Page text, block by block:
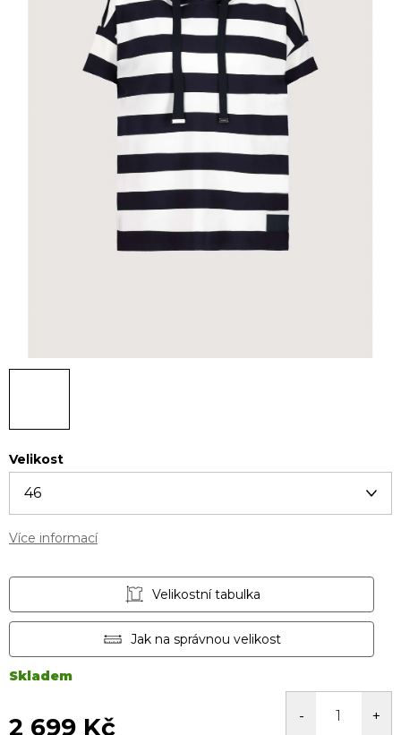
Velikost
Více informací
Velikostní tabulka
Jak na správnou velikost
Skladem
2 699 Kč